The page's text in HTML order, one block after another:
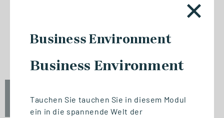
Berufsbegleitend zum Master
17:00 - 18:30 Uhr
Business Environment
Business Environment
Tauchen Sie tauchen Sie in diesem Modul
ein in die spannende Welt der